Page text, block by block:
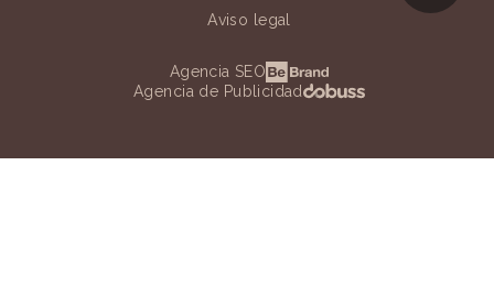
Aviso legal
Agencia SEO
Agencia de Publicidad